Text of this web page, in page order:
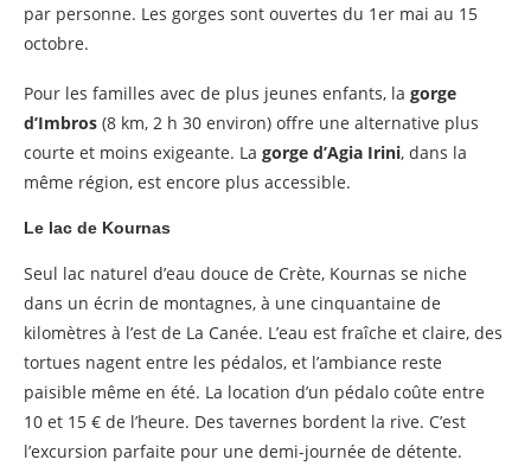
par personne. Les gorges sont ouvertes du 1er mai au 15
octobre.
Pour les familles avec de plus jeunes enfants, la gorge
d’Imbros (8 km, 2 h 30 environ) offre une alternative plus
courte et moins exigeante. La gorge d’Agia Irini, dans la
même région, est encore plus accessible.
Le lac de Kournas
Seul lac naturel d’eau douce de Crète, Kournas se niche
dans un écrin de montagnes, à une cinquantaine de
kilomètres à l’est de La Canée. L’eau est fraîche et claire, des
tortues nagent entre les pédalos, et l’ambiance reste
paisible même en été. La location d’un pédalo coûte entre
10 et 15 € de l’heure. Des tavernes bordent la rive. C’est
l’excursion parfaite pour une demi-journée de détente.